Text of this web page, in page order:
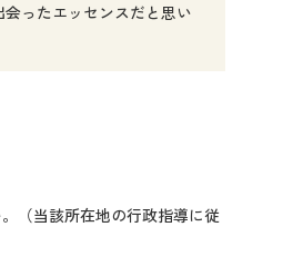
ったエッセンスだと思い
（当該所在地の行政指導に従